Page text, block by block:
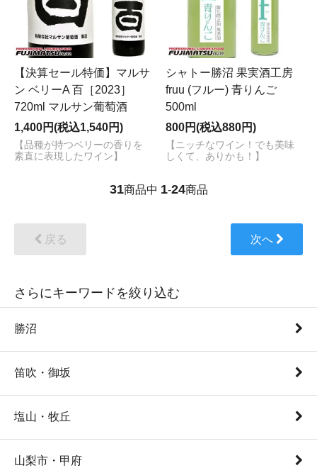
【決算セール特価】マルサ
ン ベリーA 百［2023］
720ml マルサン葡萄酒
1,400円(税込1,540円)
【品種が持つベリーの香りを
素直に表現したワイン】
シャトー勝沼 果実酒工房
fruu (フルー) 青りんご
500ml
800円(税込880円)
【ニッチなワイン！でも美味
しくて、ありかも！】
31商品中 1-24商品
戻る 次へ
さらにキーワードを絞り込む
勝沼
笛吹・御坂
塩山・牧丘
山梨市・甲府